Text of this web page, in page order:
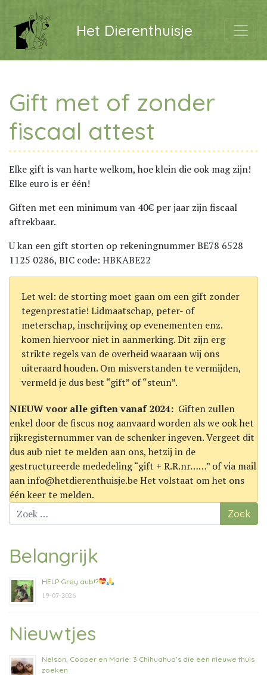
Het Dierenthuisje
Gift met of zonder
fiscaal attest
Elke gift is van harte welkom, hoe klein die ook mag zijn!
Elke euro is er één!
Giften met een minimum van 40€ per jaar zijn fiscaal
aftrekbaar.
U kan een gift storten op rekeningnummer BE78 6528
1125 0286, BIC code: HBKABE22
Let wel: de storting moet gaan om een gift zonder
tegenprestatie! Lidmaatschap, peter- of
meterschap, inschrijving op evenementen enz.
komen hiervoor niet in aanmerking. Dit zijn erg
strikte regels van de overheid waaraan wij ons
uiteraard houden. Om misverstanden te vermijden,
vermeld je dus best “gift” of “steun”.
NIEUW voor alle giften vanaf 2024: Giften zullen
enkel door de fiscus nog aanvaard worden als we ook het
rijkregisternummer van de schenker ingeven. Vergeet dit
dus aub niet te melden aan ons, hetzij in de
gestructureerde mededeling “gift + R.R.nr……” of via mail
aan info@hetdierenthuisje.be Het volstaat om het ons
één keer te melden.
Zoek
naar:
Belangrijk
HELP Grey aub!?
19-07-2026
Nieuwtjes
Nelson, Cooper en Marie: 3 Chihuahua’s die een nieuwe thuis
zoeken